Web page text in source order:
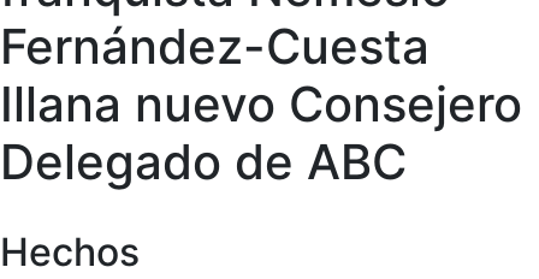
Fernández-Cuesta
Illana nuevo Consejero
Delegado de ABC
Hechos